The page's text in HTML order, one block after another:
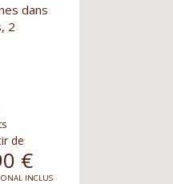
dans
2
de
€
INCLUS